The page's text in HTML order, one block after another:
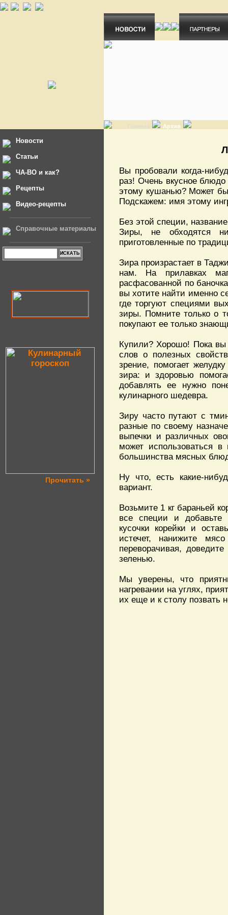
Главная Архив
Новости
Статьи
ЧА-ВО и как?
Рецепты
Видео-рецепты
Справочные материалы
Прочитать »
Вы пробовали когда-
раз! Очень вкусное
этому кушанью? Может
Подскажем: имя этому
Без этой специи,
Зиры, не обходятся
приготовленные по
Зира произрастает в
нам. На прилавках
расфасованной по
вы хотите найти именно
где торгуют специями
зиры. Помните только о
покупают ее только
Купили? Хорошо! Пока вы
слов о полезных
зрение, помогает
зира: и здоровью
добавлять ее нужно
кулинарного шедевра.
Зиру часто путают с
разные по своему
выпечки и различных
может использоваться
большинства мясных
Ну что, есть какие-
вариант.
Возьмите 1 кг бараньей
все специи и добавьте
кусочки корейки и
истечет, нанижите
переворачивая,
зеленью.
Мы уверены, что
нагревании на углях,
их еще и к столу позвать